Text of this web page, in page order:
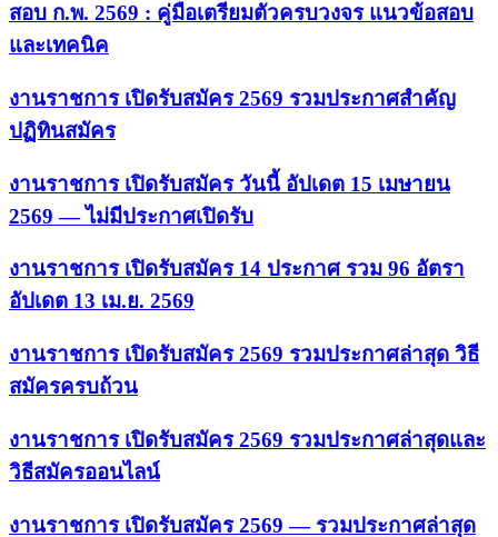
สอบ ก.พ. 2569 : คู่มือเตรียมตัวครบวงจร แนวข้อสอบ
และเทคนิค
งานราชการ เปิดรับสมัคร 2569 รวมประกาศสำคัญ
ปฏิทินสมัคร
งานราชการ เปิดรับสมัคร วันนี้ อัปเดต 15 เมษายน
2569 — ไม่มีประกาศเปิดรับ
งานราชการ เปิดรับสมัคร 14 ประกาศ รวม 96 อัตรา
อัปเดต 13 เม.ย. 2569
งานราชการ เปิดรับสมัคร 2569 รวมประกาศล่าสุด วิธี
สมัครครบถ้วน
งานราชการ เปิดรับสมัคร 2569 รวมประกาศล่าสุดและ
วิธีสมัครออนไลน์
งานราชการ เปิดรับสมัคร 2569 — รวมประกาศล่าสุด